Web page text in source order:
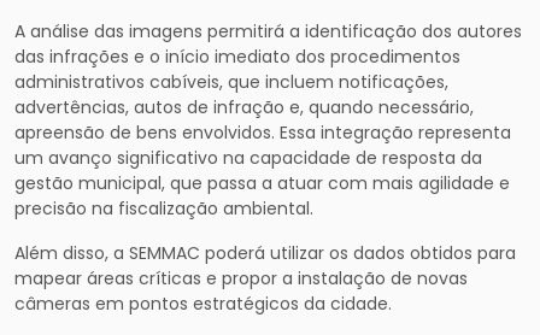
A análise das imagens permitirá a identificação dos autores
das infrações e o início imediato dos procedimentos
administrativos cabíveis, que incluem notificações,
advertências, autos de infração e, quando necessário,
apreensão de bens envolvidos. Essa integração representa
um avanço significativo na capacidade de resposta da
gestão municipal, que passa a atuar com mais agilidade e
precisão na fiscalização ambiental.
Além disso, a SEMMAC poderá utilizar os dados obtidos para
mapear áreas críticas e propor a instalação de novas
câmeras em pontos estratégicos da cidade.